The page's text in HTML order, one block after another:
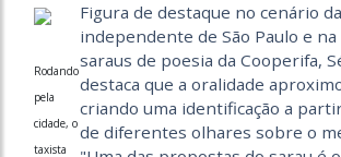
Rodando
pela
cidade, o
taxista
Figura de destaque no cenário
independente de São Paulo e
saraus de poesia da Cooperifa,
destaca que a oralidade
criando uma identificação a
de diferentes olhares sobre o